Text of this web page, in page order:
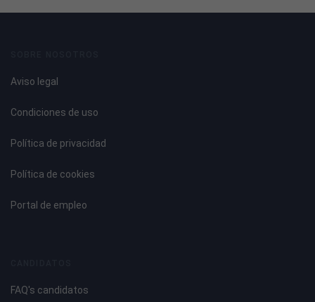
Aviso legal
Condiciones de uso
Política de privacidad
Política de cookies
Portal de empleo
FAQ's candidatos